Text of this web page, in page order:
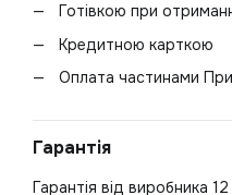
Готівкою при
Кредитною карткою
Оплата частинами
Гарантія
Гарантія від виробника 12